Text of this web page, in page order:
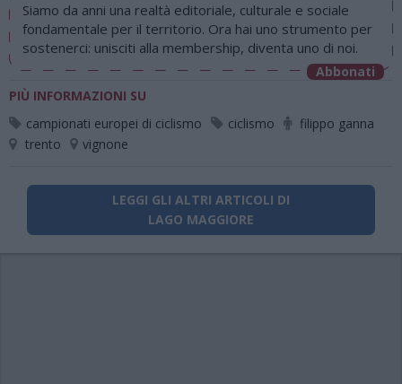
Siamo da anni una realtà editoriale, culturale e sociale
fondamentale per il territorio. Ora hai uno strumento per
sostenerci: unisciti alla membership, diventa uno di noi.
Abbonati
PIÙ INFORMAZIONI SU
campionati europei di ciclismo
ciclismo
filippo ganna
trento
vignone
LEGGI GLI ALTRI ARTICOLI DI
LAGO MAGGIORE